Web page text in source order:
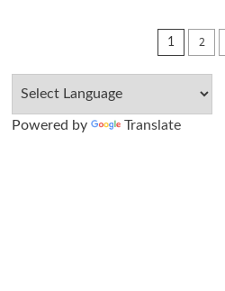
投
稿
の
1 2
Powered by Translate